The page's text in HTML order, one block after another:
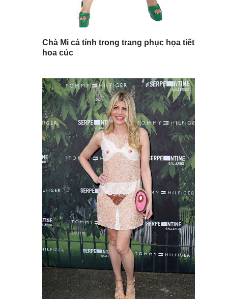
Chà Mi cá tính trong trang phục họa tiết
hoa cúc